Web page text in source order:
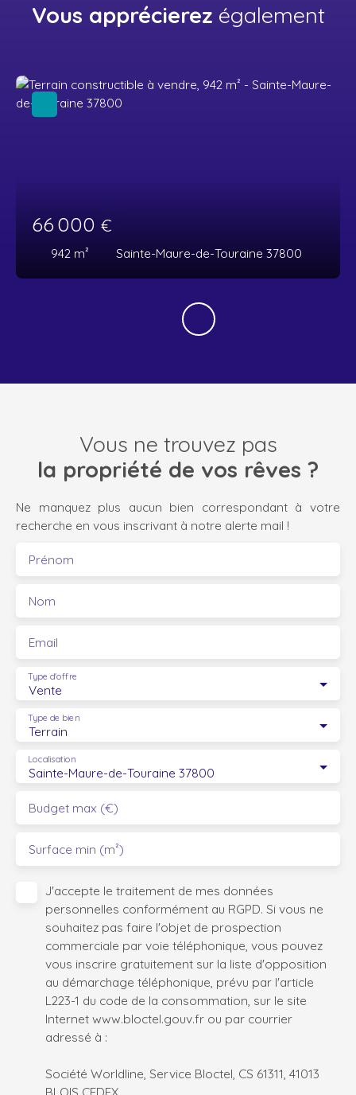
Vous apprécierez également
66 000 €
942 m² Sainte-Maure-de-Touraine 37800
Vous ne trouvez pas
la propriété de vos rêves ?
Ne manquez plus aucun bien correspondant à votre
recherche en vous inscrivant à notre alerte mail !
Prénom
Nom
Email
Vente
Type d'offre
Terrain
Type de bien
Sainte-Maure-de-Touraine 37800
Localisation
Budget max (€)
Surface min (m²)
J'accepte le traitement de mes données
personnelles conformément au RGPD. Si vous ne
souhaitez pas faire l'objet de prospection
commerciale par voie téléphonique, vous pouvez
vous inscrire gratuitement sur la liste d'opposition
au démarchage téléphonique, prévu par l'article
L223-1 du code de la consommation, sur le site
Internet www.bloctel.gouv.fr ou par courrier
adressé à :
Société Worldline, Service Bloctel, CS 61311, 41013
BLOIS CEDEX.